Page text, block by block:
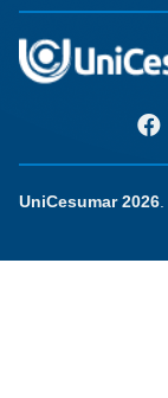
UniCesumar 2026